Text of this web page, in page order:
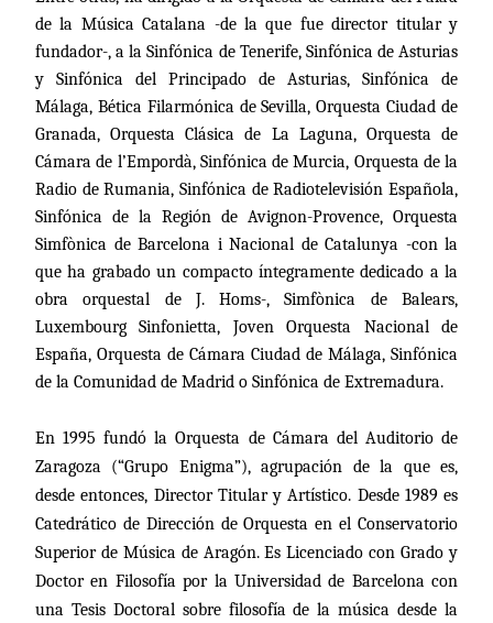
dela Música Catalana -de la que fue director titular y
fundador-, a la Sinfónica de Tenerife, Sinfónica de Asturias
y Sinfónica del Principado de Asturias, Sinfónica de
Málaga, Bética Filarmónica de Sevilla, Orquesta Ciudad de
Granada, Orquesta Clásica de La Laguna, Orquesta de
Cámara de l’Empordà, Sinfónica de Murcia, Orquesta de la
Radio de Rumania, Sinfónica de Radiotelevisión Española,
Sinfónica de la Región de Avignon-Provence, Orquesta
Simfònica de Barcelona i Nacional de Catalunya -con la
que ha grabado un compacto íntegramente dedicado a la
obra orquestal de J. Homs-, Simfònica de Balears,
Luxembourg Sinfonietta, Joven Orquesta Nacional de
España, Orquesta de Cámara Ciudad de Málaga, Sinfónica
de la Comunidad de Madrid o Sinfónica de Extremadura.
En 1995 fundó la Orquesta de Cámara del Auditorio de
Zaragoza (“Grupo Enigma”), agrupación de la que es,
desde entonces, Director Titular y Artístico. Desde 1989 es
Catedrático de Dirección de Orquesta en el Conservatorio
Superior de Música de Aragón. Es Licenciado con Grado y
Doctor en Filosofía por la Universidad de Barcelona con
una Tesis Doctoral sobre filosofía de la música desde la